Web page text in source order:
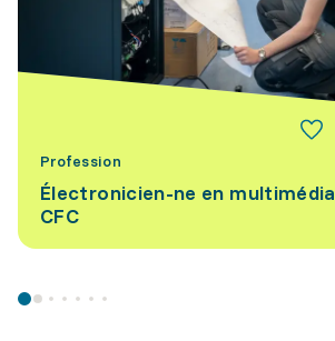
Profession
Électronicien-ne en multimédia
CFC